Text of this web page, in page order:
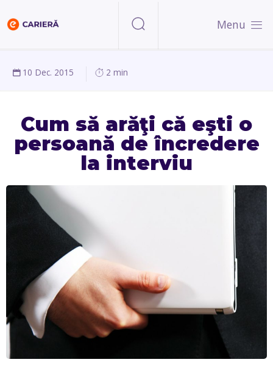
Menu
10 Dec. 2015 2 min
Cum să arăţi că eşti o
persoană de încredere
la interviu